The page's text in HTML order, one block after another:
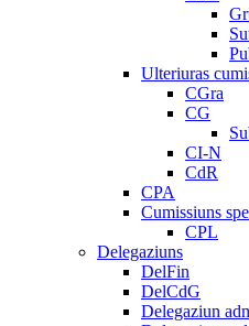
Ulteriuras
CGra
CG
CI-N
CdR
CPA
Cumissiuns
CPL
Delegaziuns
DelFin
DelCdG
Delegaziun